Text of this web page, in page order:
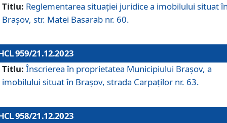
Titlu: Reglementarea situației juridice a imobilului situat
Brașov, str. Matei Basarab nr. 60.
959/21.12.2023
Titlu: Înscrierea în proprietatea Municipiului Brașov, a
imobilului situat în Brașov, strada Carpaților nr. 63.
958/21.12.2023